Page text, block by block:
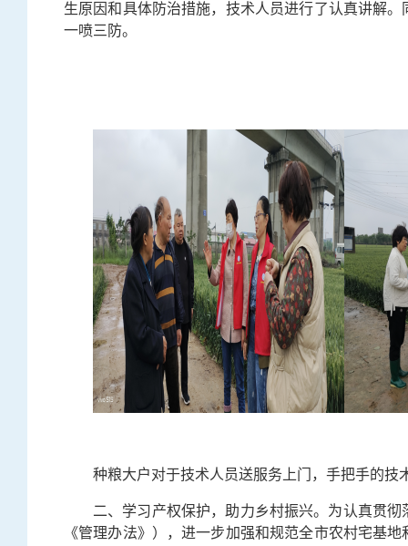
生原因和具体防治措施，技术人员进行了认真讲解
一喷三防。
种粮大户对于技术人员送服务上门，手把手的技
二、学习产权保护，助力乡村振兴。为认真贯
《管理办法》），进一步加强和规范全市农村宅基